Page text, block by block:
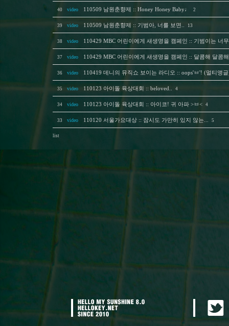
40 video 110509 남원춘향제 :: Honey Honey Baby♩ 2
39 video 110509 남원춘향제 :: 기범아, 너를 보면.. 13
38 video 110429 MBC 어린이에게 새생명을 캠페인 :: 기범이는 너
37 video 110429 MBC 어린이에게 새생명을 캠페인 :: 달콤해 달콤
36 video 110419 데니의 뮤직쇼 보이는 라디오 :: oops'ㅂ'! (멀티앵
35 video 110123 아이돌 육상대회 :: beloved.. 4
34 video 110123 아이돌 육상대회 :: 아이코! 귀 아파 >ㅂ< 4
33 video 110120 서울가요대상 :: 잠시도 가만히 있지 않는... 5
list